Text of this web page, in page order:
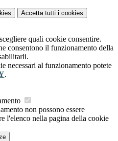
Accetta tutti i cookies
quali cookie consentire.
consentono il funzionamento della
necessari al funzionamento potete
.
non possono essere
l'elenco nella pagina della cookie